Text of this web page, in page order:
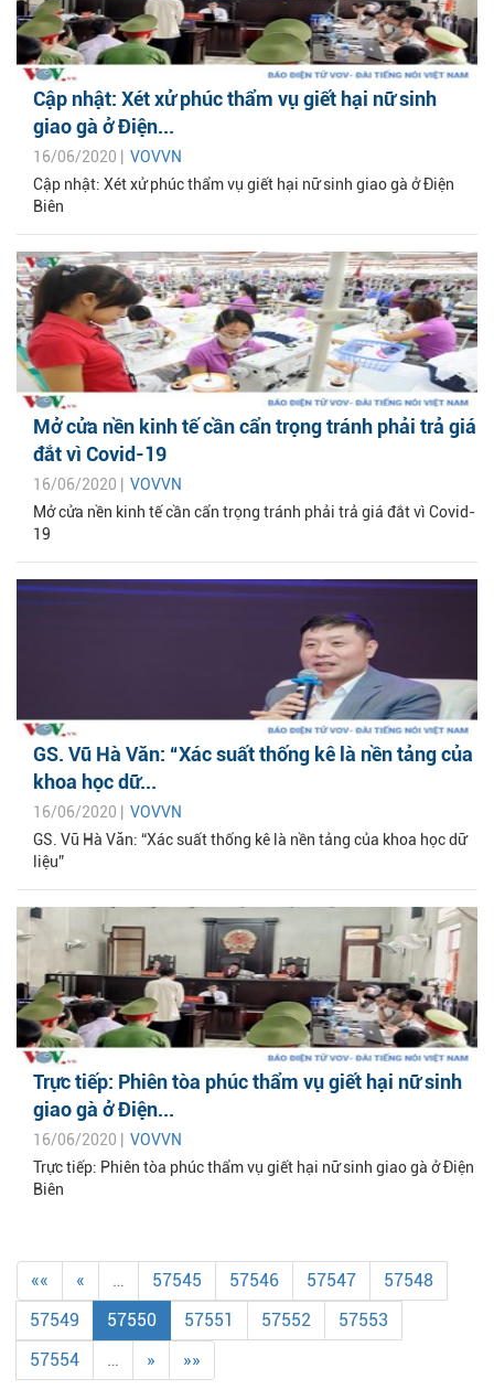
Cập nhật: Xét xử phúc thẩm vụ giết hại nữ sinh
giao gà ở Điện...
16/06/2020 | VOVVN
Cập nhật: Xét xử phúc thẩm vụ giết hại nữ sinh giao gà ở Điện
Biên
Mở cửa nền kinh tế cần cẩn trọng tránh phải trả giá
đắt vì Covid-19
16/06/2020 | VOVVN
Mở cửa nền kinh tế cần cẩn trọng tránh phải trả giá đắt vì Covid-
19
GS. Vũ Hà Văn: “Xác suất thống kê là nền tảng của
khoa học dữ...
16/06/2020 | VOVVN
GS. Vũ Hà Văn: “Xác suất thống kê là nền tảng của khoa học dữ
liệu”
Trực tiếp: Phiên tòa phúc thẩm vụ giết hại nữ sinh
giao gà ở Điện...
16/06/2020 | VOVVN
Trực tiếp: Phiên tòa phúc thẩm vụ giết hại nữ sinh giao gà ở Điện
Biên
«« « … 57545 57546 57547
57548
57549
57550 57551 57552
57553
57554
… » »»